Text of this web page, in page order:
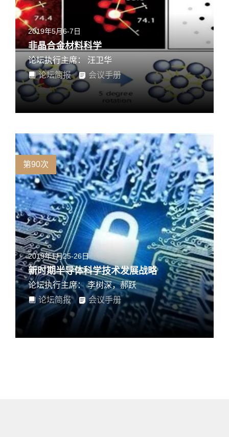
2019年5月6-7日
非晶合金材料科学
论坛执行主席： 汪卫华
论坛简报
会议手册
第90次
2019年1月25-26日
新时期半导体科学技术发展战略
论坛执行主席： 李树深，郝跃
论坛简报
会议手册